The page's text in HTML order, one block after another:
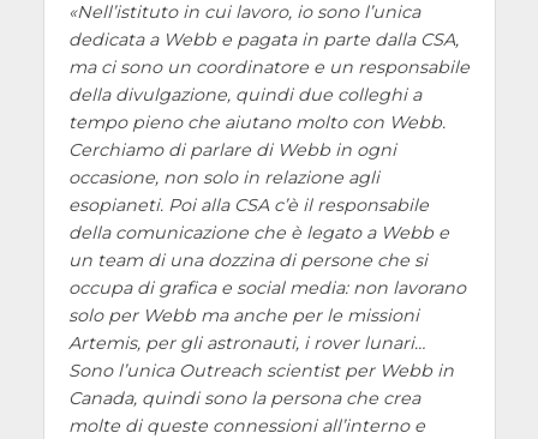
Nell’istituto in cui lavoro, io sono l’unica
dedicata a Webb e pagata in parte dalla CSA,
ma ci sono un coordinatore e un responsabile
della divulgazione, quindi due colleghi a
tempo pieno che aiutano molto con Webb.
Cerchiamo di parlare di Webb in ogni
occasione, non solo in relazione agli
esopianeti. Poi alla CSA c’è il responsabile
della comunicazione che è legato a Webb e
un team di una dozzina di persone che si
occupa di grafica e social media: non lavorano
solo per Webb ma anche per le missioni
Artemis, per gli astronauti, i rover lunari…
Sono l’unica Outreach scientist per Webb in
Canada, quindi sono la persona che crea
molte di queste connessioni all’interno e